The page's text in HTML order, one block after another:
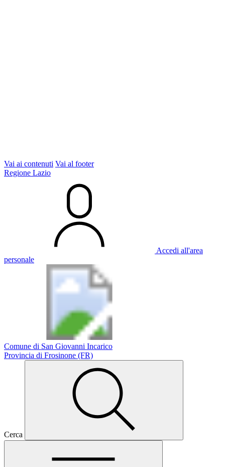
Vai ai contenuti Vai al footer
Regione Lazio
Accedi all'area
personale
Comune di San Giovanni Incarico
Provincia di Frosinone (FR)
Cerca